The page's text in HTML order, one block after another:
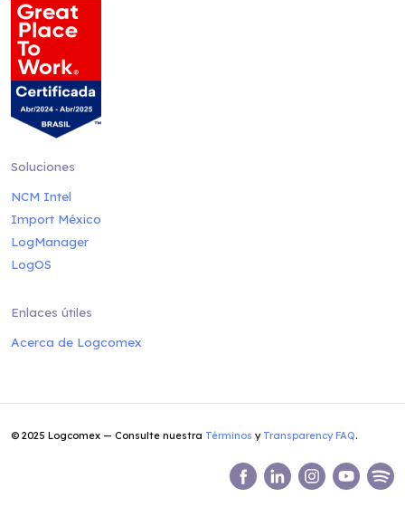
Soluciones
NCM Intel
Import México
LogManager
LogOS
Enlaces útiles
Acerca de Logcomex
© 2025 Logcomex — Consulte nuestra Términos y Transparency FAQ.